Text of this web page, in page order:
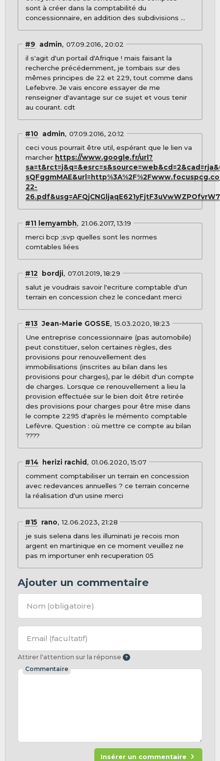
sont à créer dans la comptabilité du
concessionnaire, en addition des subdivisions ...
#9 admin 07.09.2016, 20:02
il s'agit d'un portail d'Afrique ! mais faisant la
recherche précédemment, je tombais sur des
mêmes principes de 22 et 229, tout comme dans
Lefebvre. Je vais encore essayer de me
renseigner d'avantage sur ce sujet et vous tenir
au courant. cdt
#10 admin 07.09.2016, 20:12
ceci vous pourrait être util, espérant que le lien va
marcher https://www.google.fr/url?
22-
#11 lemyambh
21.06.2017, 13:19
merci bcp ;svp quelles sont les normes
comtables liées
#12 bordji 07.01.2019, 18:29
salut je voudrais savoir l'ecriture comptable d'un
terrain en concession chez le concedant merci
#13 Jean-Marie GOSSE
15.03.2020, 18:23
Une entreprise concessionnaire (pas automobile)
peut constituer, selon certaines règles, des
provisions pour renouvellement des
immobilisations (inscrites au bilan dans les
provisions pour charges), par le débit d'un compte
de charges. Lorsque ce renouvellement a lieu la
provision effectuée sur le bien doit être retirée
des provisions pour charges pour être mise dans
le compte 2295 d'après le mémento comptable
Lefèvre. Question : où mettre ce compte au bilan
????
#14 herizi rachid
01.06.2020, 15:07
comment comptabiliser un terrain en concession
avec redevances annuelles ? ce terrain concerne
la réalisation d'un usine merci
#15 rano
12.06.2023, 21:28
je suis selena dans les illuminati je recois mon
argent en martinique en ce moment veuillez ne
pas m importuner enh recuperation 05
Ajouter un commentaire
Nom (obligatoire)
Email (facultatif)
Attirer l'attention sur la réponse
Commentaire
Insérer un commentaire